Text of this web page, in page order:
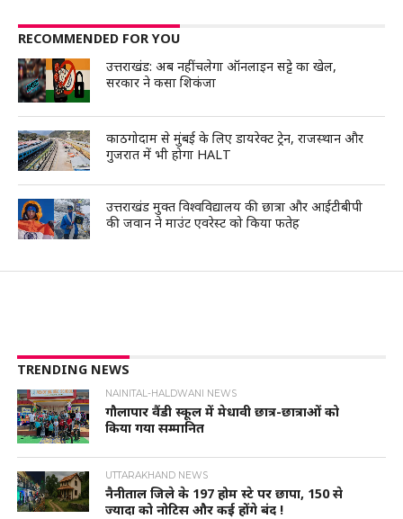
RECOMMENDED FOR YOU
उत्तराखंड: अब नहीं चलेगा ऑनलाइन सट्टे का खेल,
सरकार ने कसा शिकंजा
काठगोदाम से मुंबई के लिए डायरेक्ट ट्रेन, राजस्थान और
गुजरात में भी होगा HALT
उत्तराखंड मुक्त विश्वविद्यालय की छात्रा और आईटीबीपी
की जवान ने माउंट एवरेस्ट को किया फतेह
TRENDING NEWS
NAINITAL-HALDWANI NEWS
गौलापार वैंडी स्कूल में मेधावी छात्र-छात्राओं को
किया गया सम्मानित
UTTARAKHAND NEWS
नैनीताल जिले के 197 होम स्टे पर छापा, 150 से
ज्यादा को नोटिस और कई होंगे बंद !